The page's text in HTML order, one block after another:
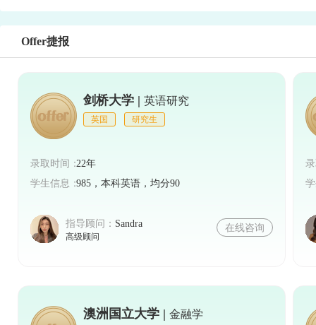
Offer捷报
剑桥大学 | 英语研究
英国 研究生
录取时间：22年
学生信息：985，本科英语，均分90
指导顾问： Sandra
高级顾问
在线咨询
澳洲国立大学 | 金融学